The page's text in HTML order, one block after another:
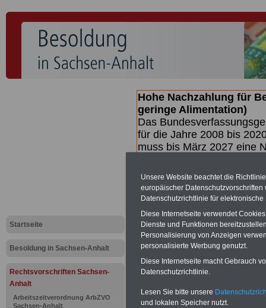
Startseite
Besoldung in Sachsen-Anhalt
Rechtsvorschriften Sachsen-
Anhalt
Arbeitszeitverordnung ArbZVO
Sachsen-Anhalt
Hohe Nachzahlung für
geringe Alimentation)
Das
für die Jahre 2008 bis
muss bis März 2027 eine
(Beamte &
geben (Medienberichten
mind.3.000 und 13.000
hierzu eine Broschüre
des Gesetzentwurfs der
Quartal.2026 >>>
zur
Sachsen-
Unsere Website beachtet die
europäischer
Datenschutzrichtlinie für
Diese Internetseite verwendet
Dienste und Funktionen
Personalisierung von Anzeigen
personalisierte Werbung genutzt.
Diese Internetseite macht Gebrauch
Datenschutzrichtlinie.
Lesen Sie bitte unsere
und lokalen Speicher nutzt.